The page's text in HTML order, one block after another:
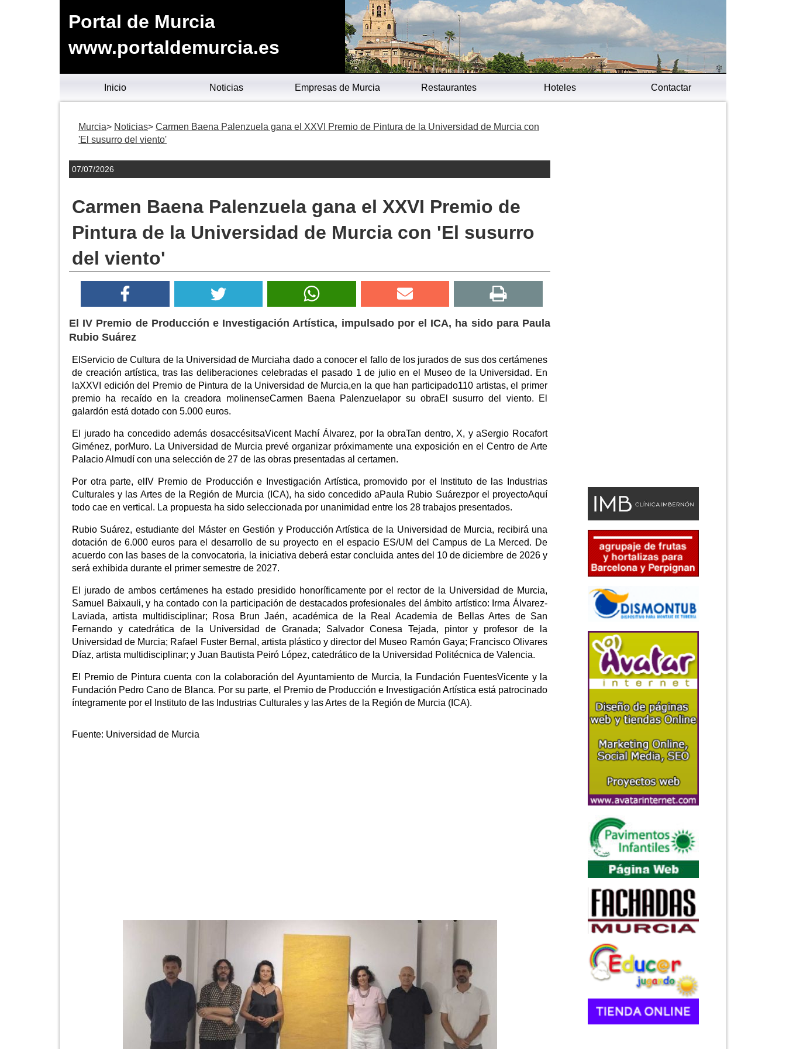
Portal de Murcia
www.portaldemurcia.es
Inicio Noticias Empresas de Murcia Restaurantes Hoteles Contactar
Murcia Noticias
Carmen Baena Palenzuela gana el XXVI Premio de Pintura de la Universidad de Murcia con
'El susurro del viento'
07/07/2026
Carmen Baena Palenzuela gana el XXVI Premio de
Pintura de la Universidad de Murcia con 'El susurro
del viento'
El IV Premio de Producción e Investigación Artística, impulsado por el ICA, ha sido para Paula
Rubio Suárez
ElServicio de Cultura de la Universidad de Murciaha dado a conocer el fallo de los jurados de sus dos certámenes
de creación artística, tras las deliberaciones celebradas el pasado 1 de julio en el Museo de la Universidad. En
laXXVI edición del Premio de Pintura de la Universidad de Murcia,en la que han participado110 artistas, el primer
premio ha recaído en la creadora molinenseCarmen Baena Palenzuelapor su obraEl susurro del viento. El
galardón está dotado con 5.000 euros.
El jurado ha concedido además dosaccésitsaVicent Machí Álvarez, por la obraTan dentro, X, y aSergio Rocafort
Giménez, porMuro. La Universidad de Murcia prevé organizar próximamente una exposición en el Centro de Arte
Palacio Almudí con una selección de 27 de las obras presentadas al certamen.
Por otra parte, elIV Premio de Producción e Investigación Artística, promovido por el Instituto de las Industrias
Culturales y las Artes de la Región de Murcia (ICA), ha sido concedido aPaula Rubio Suárezpor el proyectoAquí
todo cae en vertical. La propuesta ha sido seleccionada por unanimidad entre los 28 trabajos presentados.
Rubio Suárez, estudiante del Máster en Gestión y Producción Artística de la Universidad de Murcia, recibirá una
dotación de 6.000 euros para el desarrollo de su proyecto en el espacio ES/UM del Campus de La Merced. De
acuerdo con las bases de la convocatoria, la iniciativa deberá estar concluida antes del 10 de diciembre de 2026 y
será exhibida durante el primer semestre de 2027.
El jurado de ambos certámenes ha estado presidido honoríficamente por el rector de la Universidad de Murcia,
Samuel Baixauli, y ha contado con la participación de destacados profesionales del ámbito artístico: Irma Álvarez-
Laviada, artista multidisciplinar; Rosa Brun Jaén, académica de la Real Academia de Bellas Artes de San
Fernando y catedrática de la Universidad de Granada; Salvador Conesa Tejada, pintor y profesor de la
Universidad de Murcia; Rafael Fuster Bernal, artista plástico y director del Museo Ramón Gaya; Francisco Olivares
Díaz, artista multidisciplinar; y Juan Bautista Peiró López, catedrático de la Universidad Politécnica de Valencia.
El Premio de Pintura cuenta con la colaboración del Ayuntamiento de Murcia, la Fundación FuentesVicente y la
Fundación Pedro Cano de Blanca. Por su parte, el Premio de Producción e Investigación Artística está patrocinado
íntegramente por el Instituto de las Industrias Culturales y las Artes de la Región de Murcia (ICA).
Fuente: Universidad de Murcia